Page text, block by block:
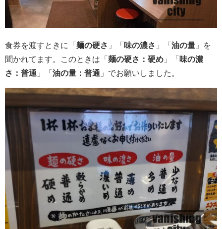
食券を渡すときに「 麺の硬さ 」「 味の濃さ 」「 油の量 」を
聞かれてます。このときは「 麺の硬さ：硬め 」「 味の濃
さ：普通 」「 油の量：普通 」でお願いしました。